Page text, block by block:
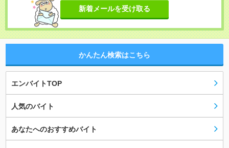
新着メールを受け取る
かんたん検索はこちら
エンバイトTOP
人気のバイト
あなたへのおすすめバイト